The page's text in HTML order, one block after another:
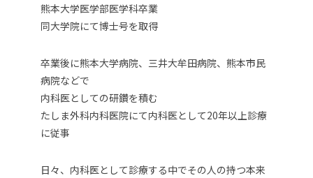
熊本大学医学部医学科卒業
同大学院にて博士号を取得
卒業後に熊本大学病院、三井大牟田病院、熊本市民
病院などで
内科医としての研鑽を積む
たしま外科内科医院にて内科医として20年以上診療
に従事
日々、内科医として診療する中でその人の持つ本来